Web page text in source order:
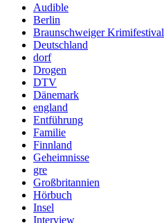
Audible
Berlin
Braunschweiger Krimifestival
Deutschland
dorf
Drogen
DTV
Dänemark
england
Entführung
Familie
Finnland
Geheimnisse
gre
Großbritannien
Hörbuch
Insel
Interview